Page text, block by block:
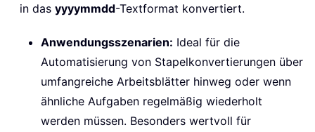
in das yyyymmdd-Textformat konvertiert.
Anwendungsszenarien: Ideal für die
Automatisierung von Stapelkonvertierungen über
umfangreiche Arbeitsblätter hinweg oder wenn
ähnliche Aufgaben regelmäßig wiederholt
werden müssen. Besonders wertvoll für